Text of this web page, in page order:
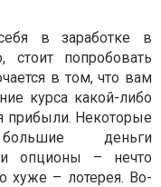
в заработке в
попробовать
в том, что вам
курса какой-либо
прибыли. Некоторые
деньги
опционы – нечто
хуже – лотерея. Во-